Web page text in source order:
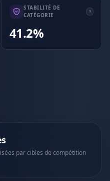
STABILITÉ DE
CATÉGORIE
41.2%
par cibles de compétition